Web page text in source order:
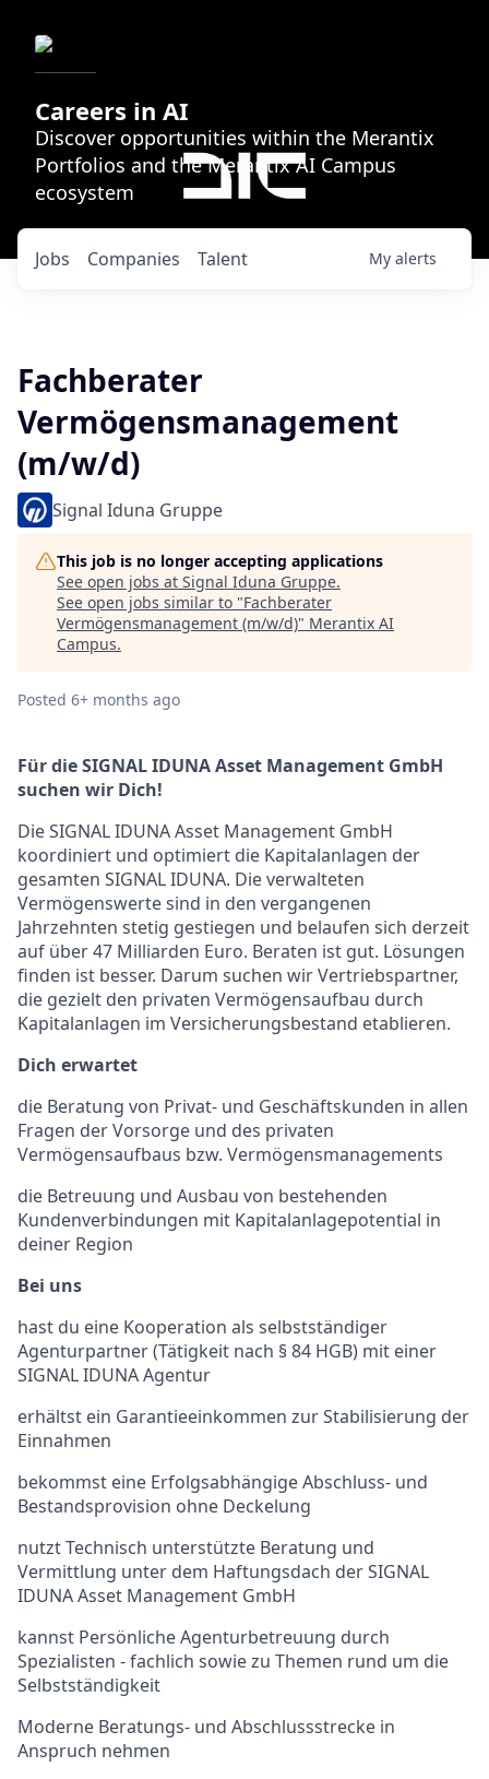
Careers in AI
Discover opportunities within the Merantix
Portfolios and the Merantix AI Campus
ecosystem
Jobs Companies Talent My alerts
Fachberater
Vermögensmanagement
(m/w/d)
Signal Iduna Gruppe
This job is no longer accepting applications
See open jobs at Signal Iduna Gruppe.
See open jobs similar to "Fachberater
Vermögensmanagement (m/w/d)" Merantix AI
Campus.
Posted 6+ months ago
Für die SIGNAL IDUNA Asset Management GmbH
suchen wir Dich!
Die SIGNAL IDUNA Asset Management GmbH
koordiniert und optimiert die Kapitalanlagen der
gesamten SIGNAL IDUNA. Die verwalteten
Vermögenswerte sind in den vergangenen
Jahrzehnten stetig gestiegen und belaufen sich derzeit
auf über 47 Milliarden Euro. Beraten ist gut. Lösungen
finden ist besser. Darum suchen wir Vertriebspartner,
die gezielt den privaten Vermögensaufbau durch
Kapitalanlagen im Versicherungsbestand etablieren.
Dich erwartet
die Beratung von Privat- und Geschäftskunden in allen
Fragen der Vorsorge und des privaten
Vermögensaufbaus bzw. Vermögensmanagements
die Betreuung und Ausbau von bestehenden
Kundenverbindungen mit Kapitalanlagepotential in
deiner Region
Bei uns
hast du eine Kooperation als selbstständiger
Agenturpartner (Tätigkeit nach § 84 HGB) mit einer
SIGNAL IDUNA Agentur
erhältst ein Garantieeinkommen zur Stabilisierung der
Einnahmen
bekommst eine Erfolgsabhängige Abschluss- und
Bestandsprovision ohne Deckelung
nutzt Technisch unterstützte Beratung und
Vermittlung unter dem Haftungsdach der SIGNAL
IDUNA Asset Management GmbH
kannst Persönliche Agenturbetreuung durch
Spezialisten - fachlich sowie zu Themen rund um die
Selbstständigkeit
Moderne Beratungs- und Abschlussstrecke in
Anspruch nehmen